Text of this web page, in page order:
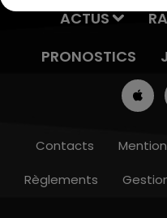
ACTUS
PRONOSTICS
Contacts
Règlements